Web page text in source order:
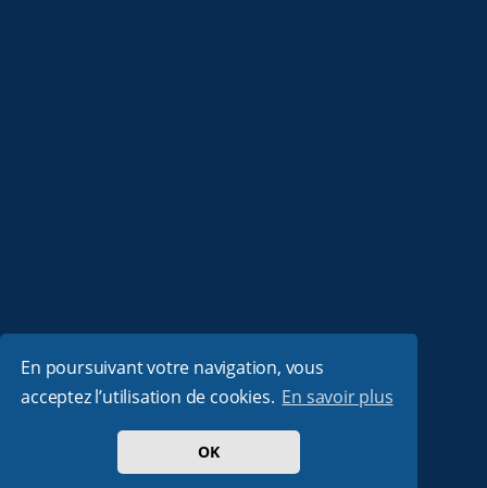
En poursuivant votre navigation, vous
acceptez l’utilisation de cookies. En savoir plus
OK